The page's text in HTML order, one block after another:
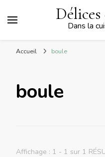
Dans la
Accueil boule
boule
Affichage : 1 - 1 sur 1